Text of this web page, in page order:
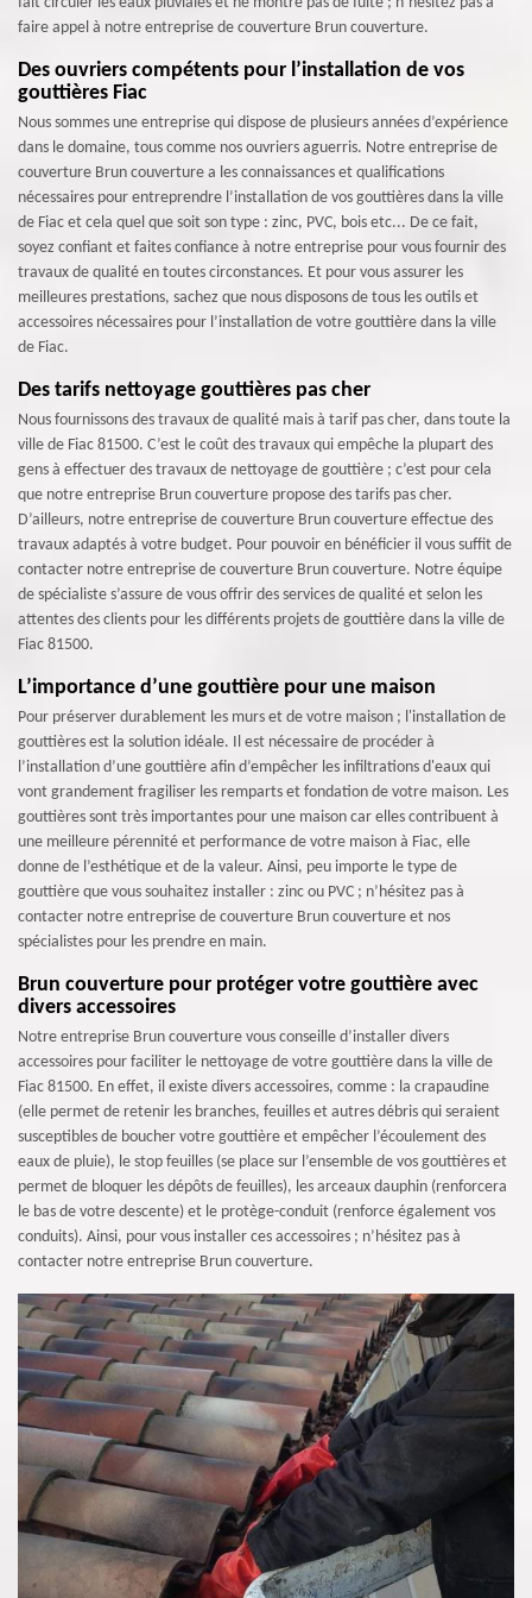
faire appel à notre entreprise de couverture Brun couverture.
Des ouvriers compétents pour l’installation de vos
gouttières Fiac
Nous sommes une entreprise qui dispose de plusieurs années d’expérience
dans le domaine, tous comme nos ouvriers aguerris. Notre entreprise de
couverture Brun couverture a les connaissances et qualifications
nécessaires pour entreprendre l’installation de vos gouttières dans la ville
de Fiac et cela quel que soit son type : zinc, PVC, bois etc... De ce fait,
soyez confiant et faites confiance à notre entreprise pour vous fournir des
travaux de qualité en toutes circonstances. Et pour vous assurer les
meilleures prestations, sachez que nous disposons de tous les outils et
accessoires nécessaires pour l’installation de votre gouttière dans la ville
de Fiac.
Des tarifs nettoyage gouttières pas cher
Nous fournissons des travaux de qualité mais à tarif pas cher, dans toute la
ville de Fiac 81500. C’est le coût des travaux qui empêche la plupart des
gens à effectuer des travaux de nettoyage de gouttière ; c’est pour cela
que notre entreprise Brun couverture propose des tarifs pas cher.
D’ailleurs, notre entreprise de couverture Brun couverture effectue des
travaux adaptés à votre budget. Pour pouvoir en bénéficier il vous suffit de
contacter notre entreprise de couverture Brun couverture. Notre équipe
de spécialiste s’assure de vous offrir des services de qualité et selon les
attentes des clients pour les différents projets de gouttière dans la ville de
Fiac 81500.
L’importance d’une gouttière pour une maison
Pour préserver durablement les murs et de votre maison ; l'installation de
gouttières est la solution idéale. Il est nécessaire de procéder à
l’installation d’une gouttière afin d’empêcher les infiltrations d'eaux qui
vont grandement fragiliser les remparts et fondation de votre maison. Les
gouttières sont très importantes pour une maison car elles contribuent à
une meilleure pérennité et performance de votre maison à Fiac, elle
donne de l’esthétique et de la valeur. Ainsi, peu importe le type de
gouttière que vous souhaitez installer : zinc ou PVC ; n’hésitez pas à
contacter notre entreprise de couverture Brun couverture et nos
spécialistes pour les prendre en main.
Brun couverture pour protéger votre gouttière avec
divers accessoires
Notre entreprise Brun couverture vous conseille d’installer divers
accessoires pour faciliter le nettoyage de votre gouttière dans la ville de
Fiac 81500. En effet, il existe divers accessoires, comme : la crapaudine
(elle permet de retenir les branches, feuilles et autres débris qui seraient
susceptibles de boucher votre gouttière et empêcher l’écoulement des
eaux de pluie), le stop feuilles (se place sur l’ensemble de vos gouttières et
permet de bloquer les dépôts de feuilles), les arceaux dauphin (renforcera
le bas de votre descente) et le protège-conduit (renforce également vos
conduits). Ainsi, pour vous installer ces accessoires ; n’hésitez pas à
contacter notre entreprise Brun couverture.